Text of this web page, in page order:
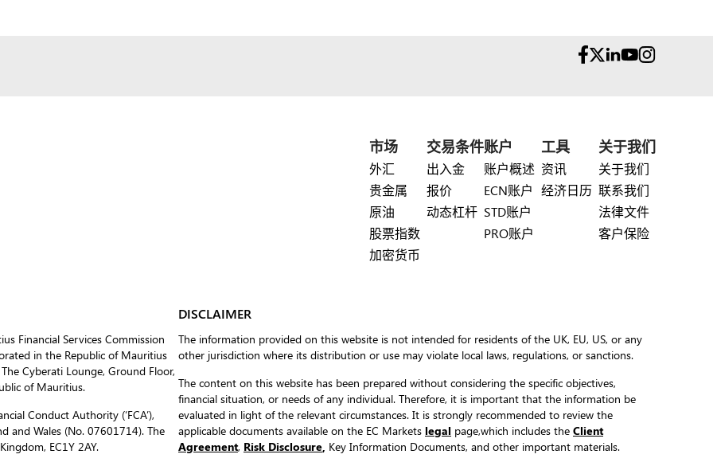
市场
外汇
贵金属
原油
股票指数
加密货币
交易条件
出入金
报价
动态杠杆
账户
账户概述
ECN账户
STD账户
PRO账户
工具
资讯
经济日历
关于我们
关于我们
联系我们
法律文件
客户保险
Financial Services Commission
in the Republic of Mauritius
Cyberati Lounge, Ground Floor,
of Mauritius.
Conduct Authority (‘FCA’),
and Wales (No. 07601714). The
EC1Y 2AY.
DISCLAIMER
The information provided on this website is not intended for residents of the UK, EU, US, or any
other jurisdiction where its distribution or use may violate local laws, regulations, or sanctions.
The content on this website has been prepared without considering the specific objectives,
financial situation, or needs of any individual. Therefore, it is important that the information be
evaluated in light of the relevant circumstances. It is strongly recommended to review the
applicable documents available on the EC Markets legal page,which includes the Client
Agreement, Risk Disclosure, Key Information Documents, and other important materials.